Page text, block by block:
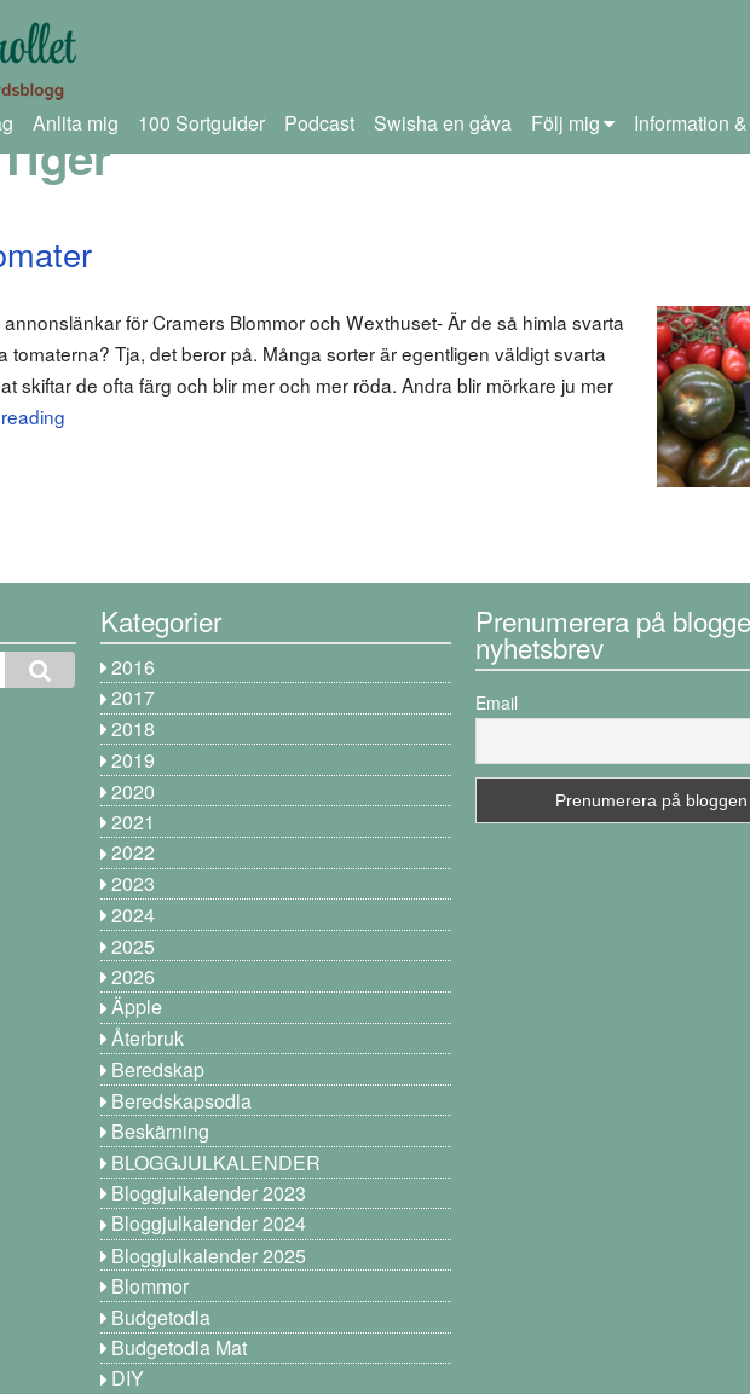
Anlita mig 100 Sortguider Podcast Swisha en gåva Följ mig Information
för Cramers Blommor och Wexthuset- Är de så himla svarta
tomaterna? Tja, det beror på. Många sorter är egentligen väldigt svarta
skiftar de ofta färg och blir mer och mer röda. Andra blir mörkare ju mer
Kategorier
2016
2017
2018
2019
2020
2021
2022
2023
2024
2025
2026
Äpple
Återbruk
Beredskap
Beredskapsodla
Beskärning
BLOGGJULKALENDER
Bloggjulkalender 2023
Bloggjulkalender 2024
Bloggjulkalender 2025
Blommor
Budgetodla
Budgetodla Mat
DIY
Prenumerera på
nyhetsbrev
Email